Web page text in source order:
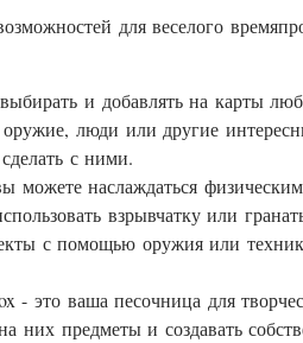
для веселого
и добавлять на карты
оружие, люди или другие
с ними.
наслаждаться
взрывчатку или
с помощью оружия или
- это ваша песочница для
них предметы и создавать